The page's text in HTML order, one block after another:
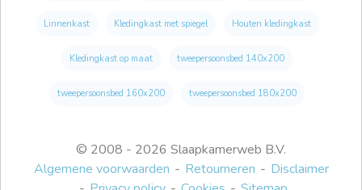
© 2008 - 2026 Slaapkamerweb B.V.
Algemene voorwaarden
Retourneren
Disclaimer
Linnenkast Kledingkast met spiegel Houten kledingkast
Kledingkast op maat tweepersoonsbed 140x200
tweepersoonsbed 160x200 tweepersoonsbed 180x200